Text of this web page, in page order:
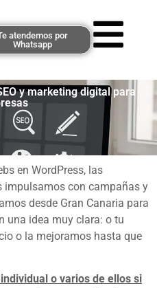
atendemos por
Whatsapp
y marketing digital para
en WordPress, las
impulsamos con campañas y
desde Gran Canaria para
una idea muy clara: o tu
o la mejoramos hasta que
o varios de ellos si